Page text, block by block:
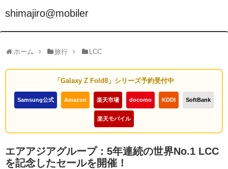
shimajiro@mobiler
ホーム 旅行 LCC
「Galaxy Z Fold8」シリーズ予約受付中
Samsung公式 Amazon 楽天市場 docomo KDDI SoftBank
楽天モバイル
エアアジアグループ：5年連続の世界No.1 LCC
を記念したセールを開催！